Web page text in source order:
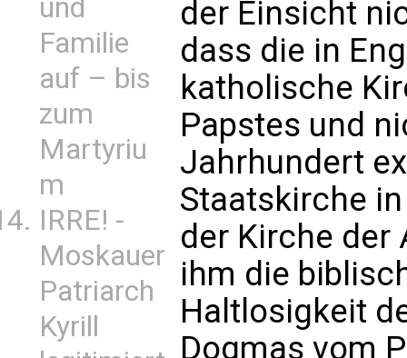
und
Familie
auf – bis
zum
Martyriu
m
IRRE! -
Moskauer
Patriarch
Kyrill
der Einsicht
dass die in
katholische
Papstes und
Jahrhundert
Staatskirche
der Kirche der
ihm die
Haltlosigkeit
Dogmas vom